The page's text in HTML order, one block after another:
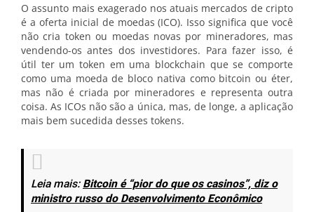
O assunto mais exagerado nos atuais mercados de cripto
é a oferta inicial de moedas (ICO). Isso significa que você
não cria token ou moedas novas por mineradores, mas
vendendo-os antes dos investidores. Para fazer isso, é
útil ter um token em uma blockchain que se comporte
como uma moeda de bloco nativa como bitcoin ou éter,
mas não é criada por mineradores e representa outra
coisa. As ICOs não são a única, mas, de longe, a aplicação
mais bem sucedida desses tokens.
Leia mais:Bitcoin é “pior do que os casinos”, diz o
ministro russo do Desenvolvimento Econômico